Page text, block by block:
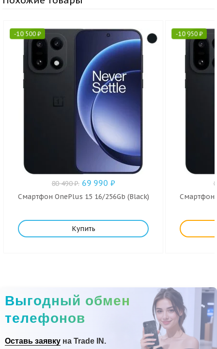
-10 500₽
80 490₽. 69 990 ₽
Смартфон OnePlus 15 16/256Gb (Black)
Купить
-10 950₽
Смартфон
Выгодный обмен
телефонов
Оставь заявку на Trade IN.